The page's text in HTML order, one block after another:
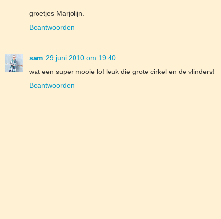
groetjes Marjolijn.
Beantwoorden
sam 29 juni 2010 om 19:40
wat een super mooie lo! leuk die grote cirkel en de vlinders!
Beantwoorden